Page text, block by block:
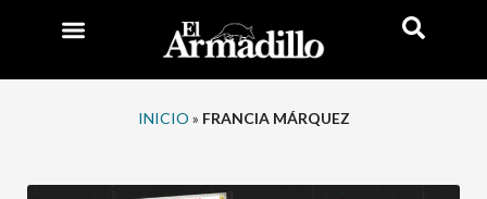
INICIO » FRANCIA MÁRQUEZ